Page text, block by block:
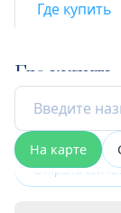
Где купить
Где купить
На карте
Открыта